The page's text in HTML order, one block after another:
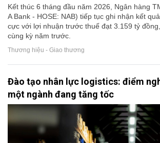
Kết thúc 6 tháng đầu năm 2026, Ngân hàng
A Bank - HOSE: NAB) tiếp tục ghi nhận kết
cực với lợi nhuận trước thuế đạt 3.159 tỷ
cùng kỳ năm trước.
Thương hiệu - Giao thương
Đào tạo nhân lực logistics: điểm
một ngành đang tăng tốc